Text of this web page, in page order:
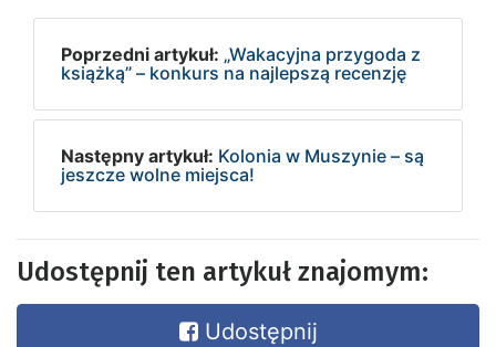
Poprzedni artykuł: „Wakacyjna przygoda z
książką” – konkurs na najlepszą recenzję
Następny artykuł: Kolonia w Muszynie – są
jeszcze wolne miejsca!
Udostępnij ten artykuł znajomym:
Udostępnij